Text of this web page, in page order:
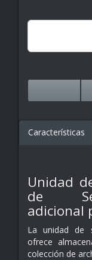
Características
Unidad
de
adicional
La unidad de
ofrece
colección de